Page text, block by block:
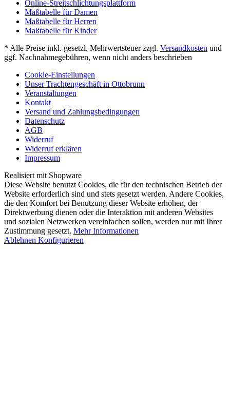
Online-Streitschlichtungsplattform
Maßtabelle für Damen
Maßtabelle für Herren
Maßtabelle für Kinder
* Alle Preise inkl. gesetzl. Mehrwertsteuer zzgl. Versandkosten und
ggf. Nachnahmegebühren, wenn nicht anders beschrieben
Cookie-Einstellungen
Unser Trachtengeschäft in Ottobrunn
Veranstaltungen
Kontakt
Versand und Zahlungsbedingungen
Datenschutz
AGB
Widerruf
Widerruf erklären
Impressum
Realisiert mit Shopware
Diese Website benutzt Cookies, die für den technischen Betrieb der
Website erforderlich sind und stets gesetzt werden. Andere Cookies,
die den Komfort bei Benutzung dieser Website erhöhen, der
Direktwerbung dienen oder die Interaktion mit anderen Websites
und sozialen Netzwerken vereinfachen sollen, werden nur mit Ihrer
Zustimmung gesetzt. Mehr Informationen
Ablehnen Konfigurieren